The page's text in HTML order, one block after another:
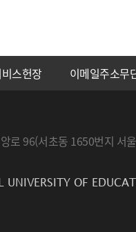
스헌장 이메일주소무
로 96(서초동 1650번지 서
OF